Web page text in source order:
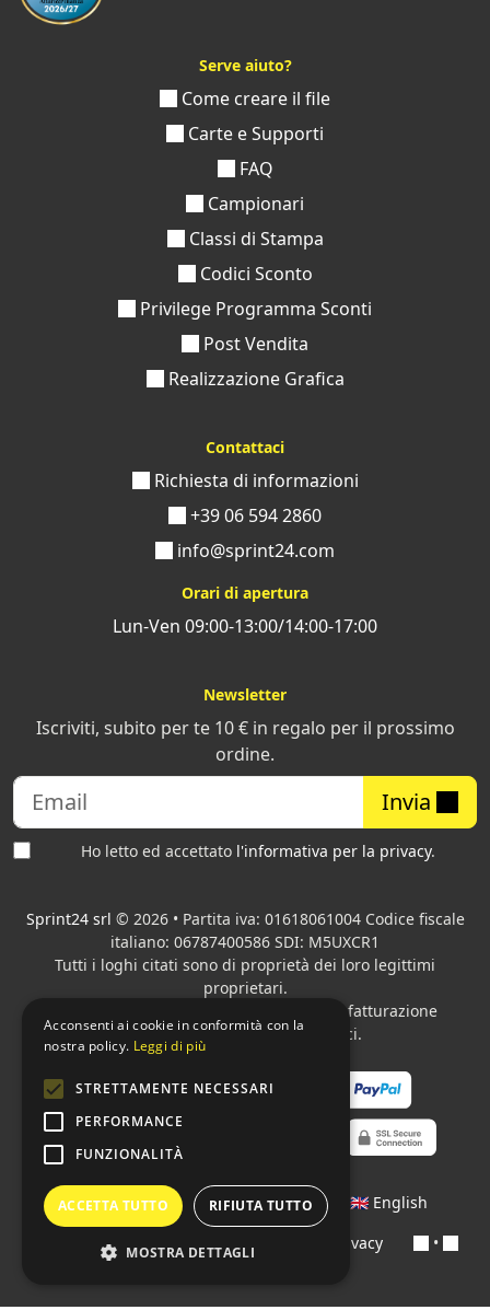
Serve aiuto?
Come creare il file
Carte e Supporti
FAQ
Campionari
Classi di Stampa
Codici Sconto
Privilege Programma Sconti
Post Vendita
Realizzazione Grafica
Contattaci
Richiesta di informazioni
+39 06 594 2860
info@sprint24.com
Orari di apertura
Lun-Ven 09:00-13:00/14:00-17:00
Newsletter
Iscriviti, subito per te 10 € in regalo per il prossimo
ordine.
Invia
Ho letto ed accettato l'informativa per la privacy.
Sprint24 srl © 2026 • Partita iva: 01618061004 Codice fiscale
italiano: 06787400586 SDI: M5UXCR1
Tutti i loghi citati sono di proprietà dei loro legittimi
proprietari.
adibita alla fatturazione
elettronica per gli Enti pubblici.
Lingue: 🇮🇹 Italiano • 🇫🇷 Français
🇬🇧 English
• Condizioni di pagamento Privacy •
Acconsenti ai cookie in conformità con la
nostra policy. Leggi di più
STRETTAMENTE NECESSARI
PERFORMANCE
FUNZIONALITÀ
ACCETTA TUTTO RIFIUTA TUTTO
MOSTRA DETTAGLI